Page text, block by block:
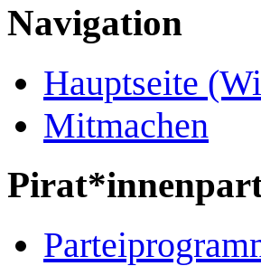
Navigation
Hauptseite
Mitmachen